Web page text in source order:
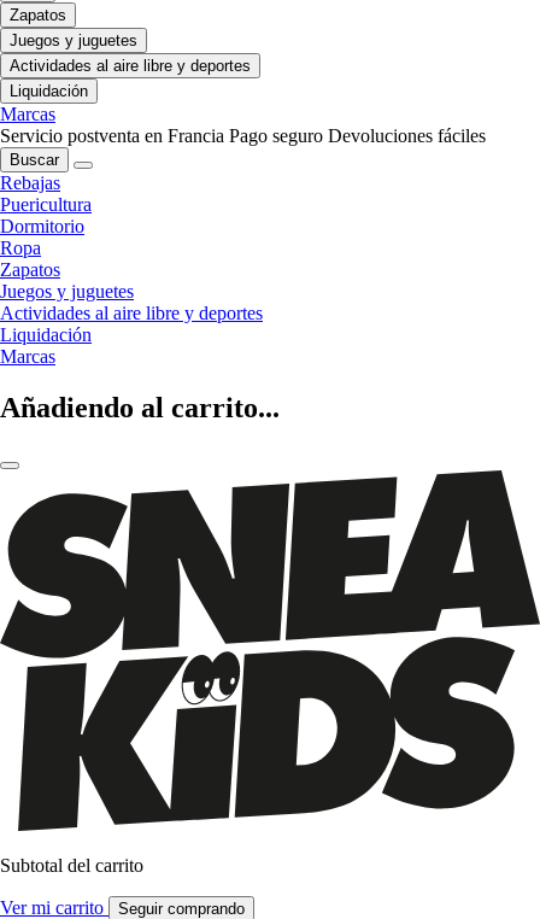
Zapatos
Juegos y juguetes
Actividades al aire libre y deportes
Liquidación
Marcas
Servicio postventa en Francia Pago seguro Devoluciones fáciles
Buscar
Rebajas
Puericultura
Dormitorio
Ropa
Zapatos
Juegos y juguetes
Actividades al aire libre y deportes
Liquidación
Marcas
Añadiendo al carrito...
Subtotal del carrito
Ver mi carrito Seguir comprando